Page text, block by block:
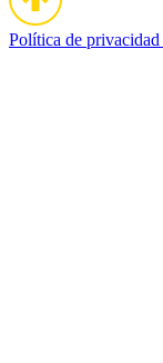
Política de privacidad